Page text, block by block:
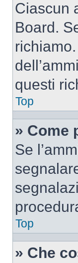
Ciascun
Board.
questi
Top
» Come
Se
Top
» Che